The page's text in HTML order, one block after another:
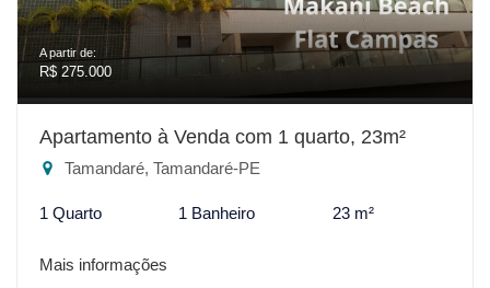
A partir de:
R$ 275.000
Apartamento à Venda com 1 quarto, 23m²
Tamandaré, Tamandaré-PE
1 Quarto 1 Banheiro 23 m²
Mais informações